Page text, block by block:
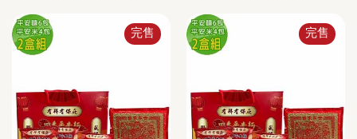
完售 完售